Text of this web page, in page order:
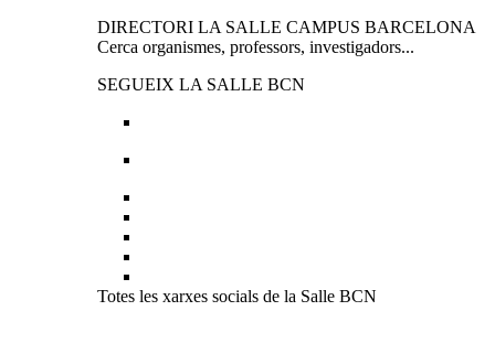
DIRECTORI LA SALLE CAMPUS BARCELONA
Cerca organismes, professors, investigadors...
SEGUEIX LA SALLE BCN
Totes les xarxes socials de la Salle BCN